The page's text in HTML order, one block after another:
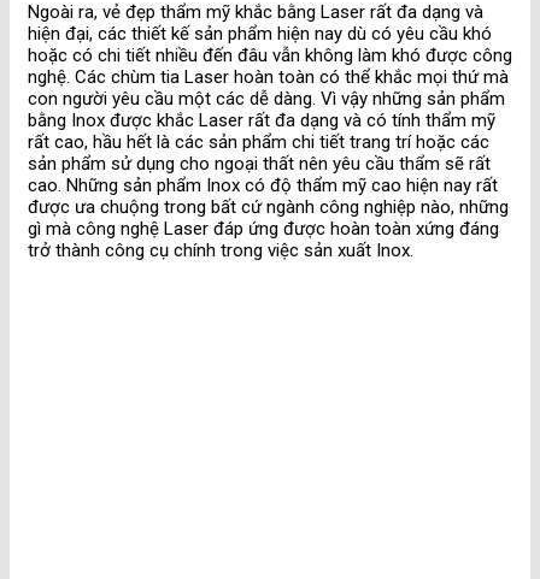
Ngoài ra, vẻ đẹp thẩm mỹ khắc bằng Laser rất đa dạng và
hiện đại, các thiết kế sản phẩm hiện nay dù có yêu cầu khó
hoặc có chi tiết nhiều đến đâu vẫn không làm khó được công
nghệ. Các chùm tia Laser hoàn toàn có thể khắc mọi thứ mà
con người yêu cầu một các dễ dàng. Vì vậy những sản phẩm
bằng Inox được khắc Laser rất đa dạng và có tính thẩm mỹ
rất cao, hầu hết là các sản phẩm chi tiết trang trí hoặc các
sản phẩm sử dụng cho ngoại thất nên yêu cầu thẩm sẽ rất
cao. Những sản phẩm Inox có độ thẩm mỹ cao hiện nay rất
được ưa chuộng trong bất cứ ngành công nghiệp nào, những
gì mà công nghệ Laser đáp ứng được hoàn toàn xứng đáng
trở thành công cụ chính trong việc sản xuất Inox.